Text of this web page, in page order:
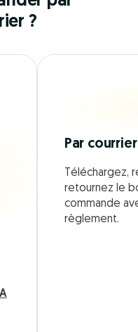
?
Par courrier
Téléchargez,
retournez le
commande
règlement.